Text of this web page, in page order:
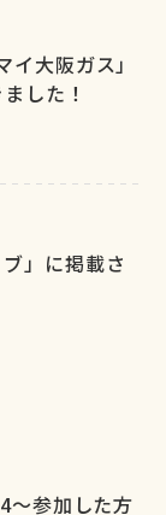
大阪ガス」
した！
ブ」に掲載さ
～参加した方